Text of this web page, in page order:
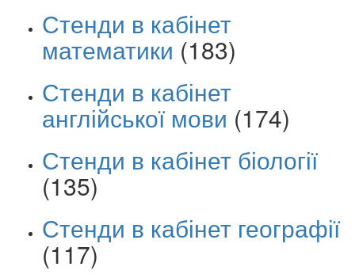
Стенди в кабінет
математики (183)
Стенди в кабінет
англійської мови (174)
Стенди в кабінет біології
(135)
Стенди в кабінет географії
(117)